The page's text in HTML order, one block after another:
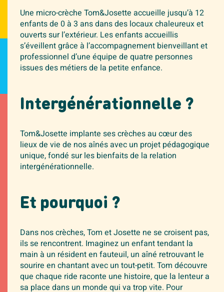
Une micro-crèche Tom&Josette accueille jusqu’à 12
enfants de 0 à 3 ans dans des locaux chaleureux et
ouverts sur l’extérieur. Les enfants accueillis
s’éveillent grâce à l’accompagnement bienveillant et
professionnel d’une équipe de quatre personnes
issues des métiers de la petite enfance.
Intergénérationnelle ?
Tom&Josette implante ses crèches au cœur des
lieux de vie de nos aînés avec un projet pédagogique
unique, fondé sur les bienfaits de la relation
intergénérationnelle.
Et pourquoi ?
Dans nos crèches, Tom et Josette ne se croisent pas,
ils se rencontrent. Imaginez un enfant tendant la
main à un résident en fauteuil, un aîné retrouvant le
sourire en chantant avec un tout-petit. Tom découvre
que chaque ride raconte une histoire, que la lenteur a
sa place dans un monde qui va trop vite. Pour